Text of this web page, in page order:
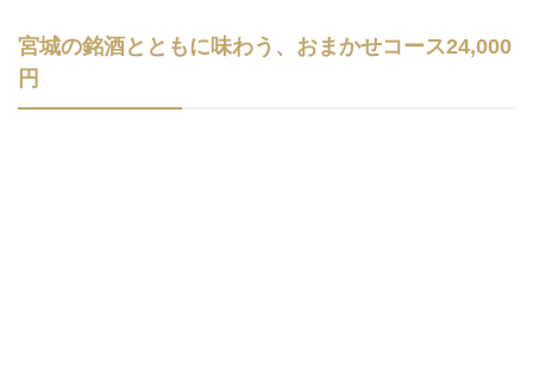
宮城の銘酒とともに味わう、おまかせコース24,000
円